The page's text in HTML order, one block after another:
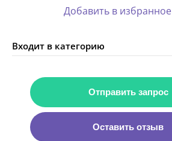
Добавить в избранное
Входит в категорию
Отправить запрос
Оставить отзыв